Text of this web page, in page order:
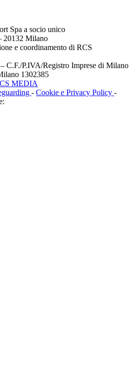
Spa a socio unico
20132 Milano
e coordinamento di RCS
C.F./P.IVA/Registro Imprese di Milano
1302385
MEDIA
- Cookie e Privacy Policy -